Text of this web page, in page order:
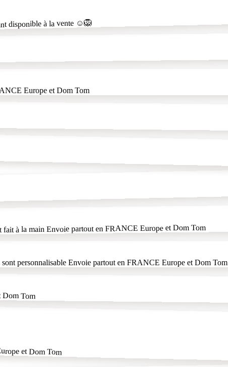
disponible à la vente ☺️🦁
Europe et Dom Tom
fait à la main Envoie partout en FRANCE Europe et Dom Tom
sont personnalisable Envoie partout en FRANCE Europe et Dom Tom
Dom Tom
et Dom Tom